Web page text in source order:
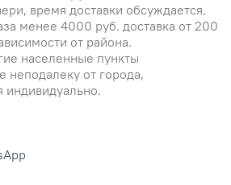
время доставки обсуждается.
менее 4000 руб. доставка от 200
от района.
населенные пункты
неподалеку от города,
индивидуально.